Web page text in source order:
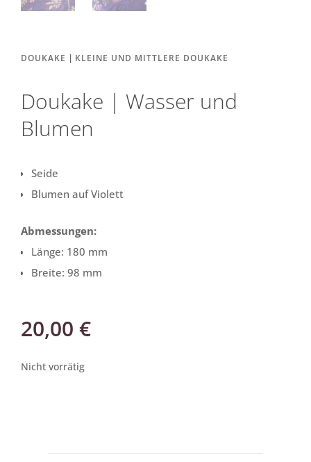
DOUKAKE | KLEINE UND MITTLERE DOUKAKE
Doukake | Wasser und
Blumen
Seide
Blumen auf Violett
Abmessungen:
Länge: 180 mm
Breite: 98 mm
20,00 €
Nicht vorrätig